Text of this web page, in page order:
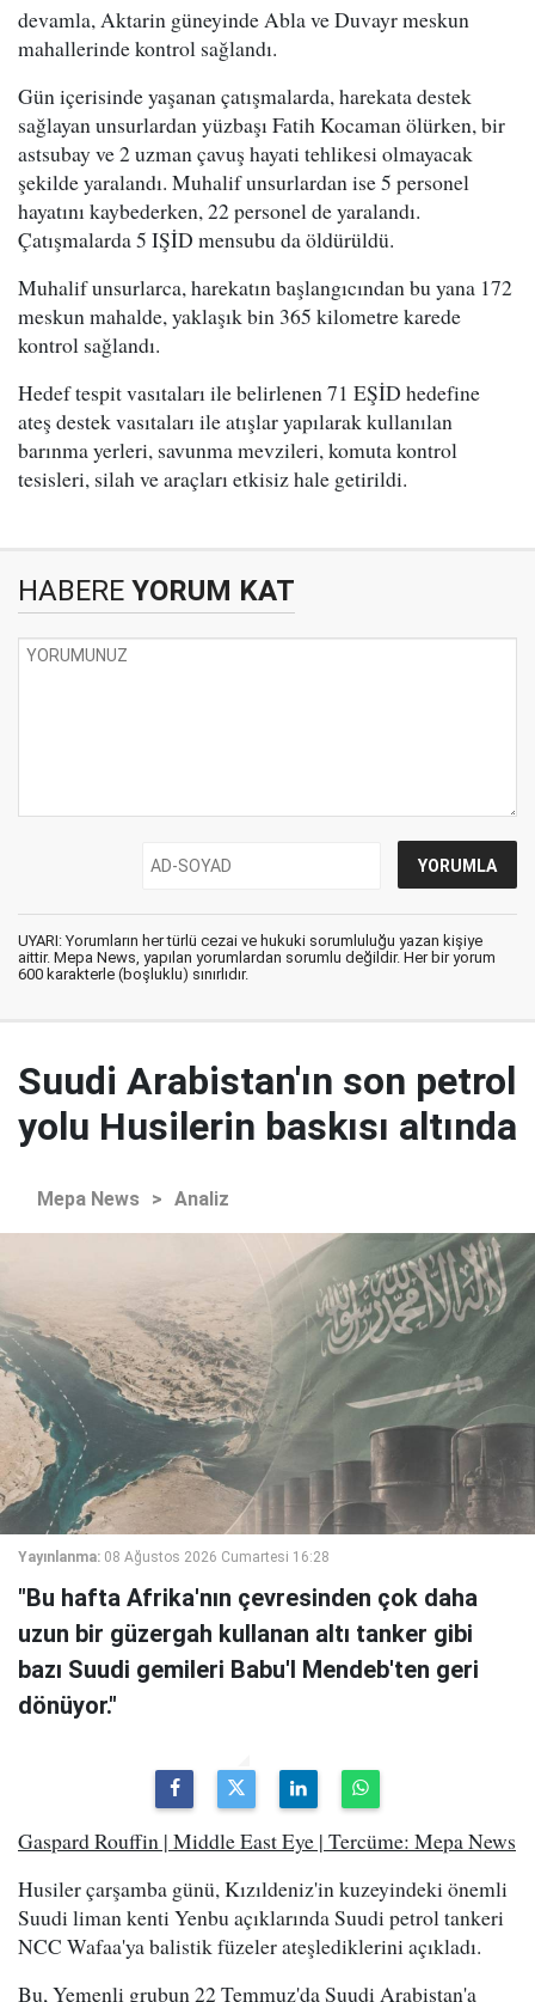
devamla, Aktarin güneyinde Abla ve Duvayr meskun
mahallerinde kontrol sağlandı.
Gün içerisinde yaşanan çatışmalarda, harekata destek
sağlayan unsurlardan yüzbaşı Fatih Kocaman ölürken, bir
astsubay ve 2 uzman çavuş hayati tehlikesi olmayacak
şekilde yaralandı. Muhalif unsurlardan ise 5 personel
hayatını kaybederken, 22 personel de yaralandı.
Çatışmalarda 5 IŞİD mensubu da öldürüldü.
Muhalif unsurlarca, harekatın başlangıcından bu yana 172
meskun mahalde, yaklaşık bin 365 kilometre karede
kontrol sağlandı.
Hedef tespit vasıtaları ile belirlenen 71 EŞİD hedefine
ateş destek vasıtaları ile atışlar yapılarak kullanılan
barınma yerleri, savunma mevzileri, komuta kontrol
tesisleri, silah ve araçları etkisiz hale getirildi.
HABERE YORUM KAT
UYARI: Yorumların her türlü cezai ve hukuki sorumluluğu yazan kişiye
aittir. Mepa News, yapılan yorumlardan sorumlu değildir. Her bir yorum
600 karakterle (boşluklu) sınırlıdır.
Suudi Arabistan'ın son petrol
yolu Husilerin baskısı altında
Mepa News > Analiz
Yayınlanma: 08 Ağustos 2026 Cumartesi 16:28
"Bu hafta Afrika'nın çevresinden çok daha
uzun bir güzergah kullanan altı tanker gibi
bazı Suudi gemileri Babu'l Mendeb'ten geri
dönüyor."
Gaspard Rouffin | Middle East Eye | Tercüme: Mepa News
Husiler çarşamba günü, Kızıldeniz'in kuzeyindeki önemli
Suudi liman kenti Yenbu açıklarında Suudi petrol tankeri
NCC Wafaa'ya balistik füzeler ateşlediklerini açıkladı.
Bu, Yemenli grubun 22 Temmuz'da Suudi Arabistan'a